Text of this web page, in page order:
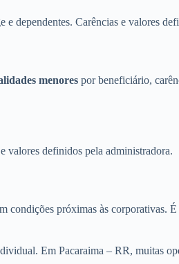
dependentes. Carências e valores
menores por beneficiário,
valores definidos pela administradora.
condições próximas às corporativas.
Em Pacaraima – RR, muitas